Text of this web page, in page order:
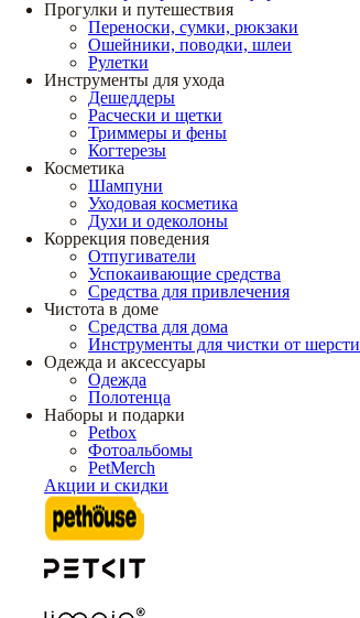
Прогулки и путешествия
Переноски, сумки, рюкзаки
Ошейники, поводки, шлеи
Рулетки
Инструменты для ухода
Дешеддеры
Расчески и щетки
Триммеры и фены
Когтерезы
Косметика
Шампуни
Уходовая косметика
Духи и одеколоны
Коррекция поведения
Отпугиватели
Успокаивающие средства
Средства для привлечения
Чистота в доме
Средства для дома
Инструменты для чистки от шерсти
Одежда и аксессуары
Одежда
Полотенца
Наборы и подарки
Petbox
Фотоальбомы
PetMerch
Акции и скидки